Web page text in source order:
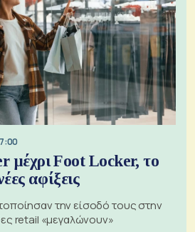
μέχρι Foot Locker, το
αφίξεις
την είσοδό τους στην
retail «μεγαλώνουν»